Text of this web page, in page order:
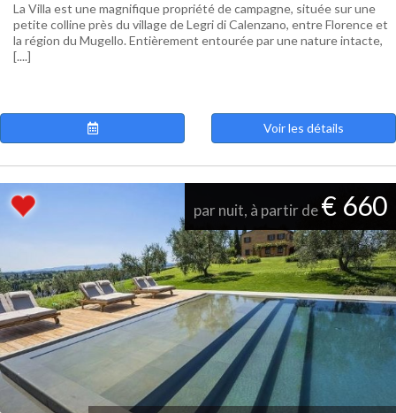
La Villa est une magnifique propriété de campagne, située sur une
petite colline près du village de Legri di Calenzano, entre Florence et
la région du Mugello. Entièrement entourée par une nature intacte,
[....]
Voir les détails
par nuit, à partir de€ 660